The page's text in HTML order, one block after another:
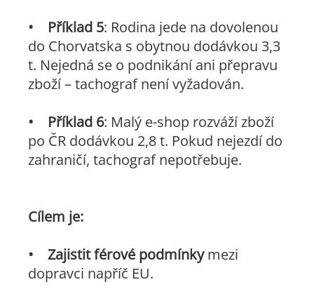
• Příklad 5: Rodina jede na dovolenou
do Chorvatska s obytnou dodávkou 3,3
t. Nejedná se o podnikání ani přepravu
zboží – tachograf není vyžadován.
•
Příklad 6: Malý e-shop rozváží zboží
po ČR dodávkou 2,8 t. Pokud nejezdí do
zahraničí, tachograf nepotřebuje.
Cílem je:
• Zajistit férové podmínkymezi
dopravci napříč EU.